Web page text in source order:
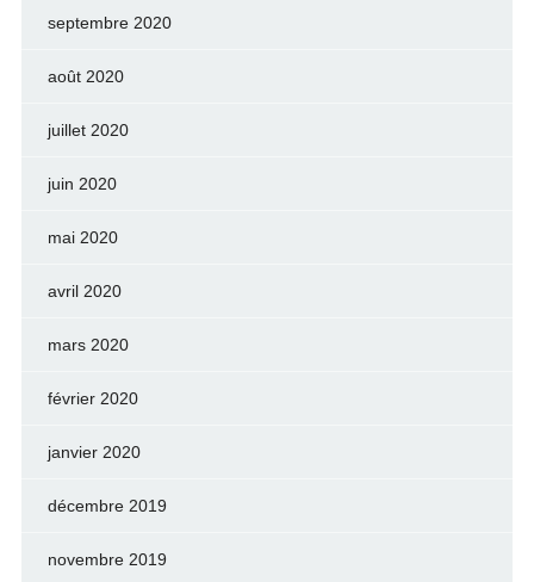
septembre 2020
août 2020
juillet 2020
juin 2020
mai 2020
avril 2020
mars 2020
février 2020
janvier 2020
décembre 2019
novembre 2019